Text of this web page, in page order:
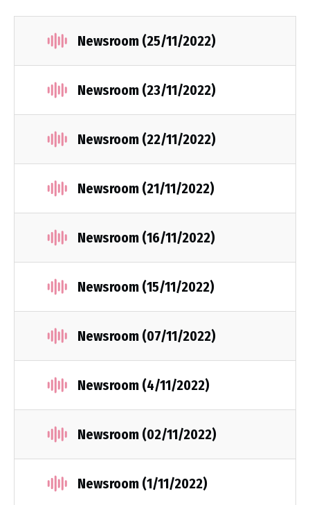
Newsroom (25/11/2022)
Newsroom (23/11/2022)
Newsroom (22/11/2022)
Newsroom (21/11/2022)
Newsroom (16/11/2022)
Newsroom (15/11/2022)
Newsroom (07/11/2022)
Newsroom (4/11/2022)
Νewsroom (02/11/2022)
Newsroom (1/11/2022)